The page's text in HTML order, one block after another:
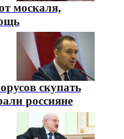
москаля,
скупать
россияне